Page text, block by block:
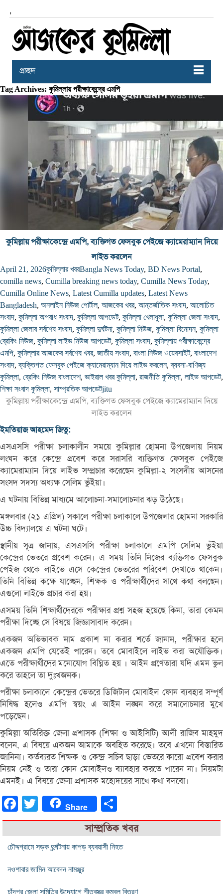
,
প্রচ্ছদ
Tag Archives: কুমিল্লায় পরীক্ষাকেন্দ্রে এমপি
কুমিল্লায় পরীক্ষাকেন্দ্রে এমপি, ব্যক্তিগত ফেসবুক পেইজে ক্যামেরাম্যান দিয়ে
লাইভ করলেন
April 21, 2026কুমিল্লার খবরBangla News Today, BD News Portal,
comilla news, Cumilla breaking news today, Cumilla News Today,
Cumilla Online News, Latest Cumilla updates, Latest News
Bangladesh, অনলাইন নিউজ পোর্টাল, আজকের খবর, আন্তর্জাতিক সংবাদ, আলোচিত
সংবাদ, কুমিল্লা অপরাধ সংবাদ, কুমিল্লা আপডেট, কুমিল্লা খেলাধুলা, কুমিল্লা জেলা সংবাদ,
কুমিল্লা জেলার সর্বশেষ সংবাদ, কুমিল্লা দুর্ঘটনা, কুমিল্লা নিউজ, কুমিল্লা বিনোদন, কুমিল্লা
ব্রেকিং নিউজ, কুমিল্লা লাইভ নিউজ আপডেট, কুমিল্লা সংবাদ, কুমিল্লায় পরীক্ষাকেন্দ্রে
এমপি, কুমিল্লার আজকের সর্বশেষ খবর, জাতীয় সংবাদ, বাংলা নিউজ ওয়েবসাইট, বাংলাদেশ
সংবাদ,ব্যক্তিগত ফেসবুক পেইজে ক্যামেরাম্যান দিয়ে লাইভ করলেন,ব্যবসা-বাণিজ্য
কুমিল্লা, ব্রেকিং নিউজ বাংলাদেশ, ভাইরাল খবর কুমিল্লা, রাজনীতি কুমিল্লা, লাইভ আপডেট,
শিক্ষা সংবাদ কুমিল্লা, সাম্প্রতিক আপডেটjitu
কুমিল্লায় পরীক্ষাকেন্দ্রে এমপি, ব্যক্তিগত ফেসবুক পেইজে ক্যামেরাম্যান দিয়ে
লাইভ করলেন
ইমতিয়াজ আহমেদ জিতু:
এসএসসি পরীক্ষা চলাকালীন সময়ে কুমিল্লার হোমনা উপজেলায় নিয়ম
লংঘন করে কেন্দ্রে প্রবেশ করে সরাসরি ব্যক্তিগত ফেসবুক পেইজে
ক্যামেরাম্যান দিয়ে লাইভ সম্প্রচার করেছেন কুমিল্লা-২ সংসদীয় আসনের
সংসদ সদস্য অধ্যক্ষ সেলিম ভুঁইয়া।
এ ঘটনায় বিভিন্ন মাধ্যমে আলোচনা-সমালোচনার ঝড় উঠেছে।
মঙ্গলবার (২১ এপ্রিল) সকালে পরীক্ষা চলাকালে উপজেলার হোমনা সরকারি
উচ্চ বিদ্যালয়ে এ ঘটনা ঘটে।
স্থানীয় সূত্র জানায়, এসএসসি পরীক্ষা চলাকালে এমপি সেলিম ভুঁইয়া
কেন্দ্রের ভেতরে প্রবেশ করেন। এ সময় তিনি নিজের ব্যক্তিগত ফেসবুক
পেইজ থেকে লাইভে এসে কেন্দ্রের ভেতরের পরিবেশ দেখাতে থাকেন।
তিনি বিভিন্ন কক্ষে যাচ্ছেন, শিক্ষক ও পরীক্ষার্থীদের সাথে কথা বলছেন।
এগুলো লাইভে প্রচার করা হয়।
এসময় তিনি শিক্ষার্থীদেরকে পরীক্ষার প্রশ্ন সহজ হয়েছে কিনা, তারা কেমন
পরীক্ষা দিচ্ছে সে বিষয়ে জিজ্ঞাসাবাদ করেন।
একজন অভিভাবক নাম প্রকাশ না করার শর্তে জানান, পরীক্ষার হলে
একজন এমপি যেতেই পারেন। তবে মোবাইলে লাইভ করা অযৌক্তিক।
এতে পরীক্ষার্থীদের মনোযোগ বিঘ্নিত হয় । আইন প্রণেতারা যদি এমন ভুল
করে তাহলে তা দুঃখজনক।
পরীক্ষা চলাকালে কেন্দ্রের ভেতরে ডিজিটাল মোবাইল ফোন ব্যবহার সম্পূর্ণ
নিষিদ্ধ হলেও এমপি স্বয়ং এ আইন লঙ্ঘন করে সমালোচনার মুখে
পড়েছেন।
কুমিল্লা অতিরিক্ত জেলা প্রশাসক (শিক্ষা ও আইসিটি) আলী রাজিব মাহমুদ
বলেন, এ বিষয়ে একজন আমাকে অবহিত করেছে। তবে এখনো বিস্তারিত
জানিনা। কর্তব্যরত শিক্ষক ও কেন্দ্র সচিব ছাড়া ভেতরে কারো প্রবেশ করার
নিয়ম নেই ও তারা কোন মোবাইলও ব্যাবহার করতে পারেন না। নিয়মটা
এমনই। এ বিষয়ে জেলা প্রশাসক মহোদয়ের সাথে কথা বলবো।
FacebookTwitter Share
সাম্প্রতিক খবর
চৌদ্দগ্রামে সড়ক দুর্র্ঘটনায় কাপড় ব্যবয়াসী নিহত
নওশাবার জামিন আবেদন নামঞ্জুর
চাঁদপুর জেলা সমিতির উদ্যোগে শীতবস্ত্র কম্বল বিতরণ